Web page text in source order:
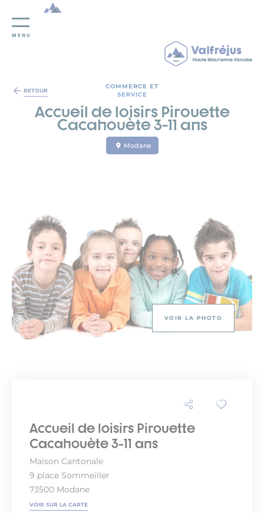
Panneau de gestion des cookies
MENU
RETOUR
COMMERCE ET
SERVICE
Accueil de loisirs Pirouette
Cacahouète 3-11 ans
Modane
VOIR LA PHOTO
Accueil de loisirs Pirouette
Cacahouète 3-11 ans
Maison Cantonale
9 place Sommeiller
73500 Modane
VOIR SUR LA CARTE